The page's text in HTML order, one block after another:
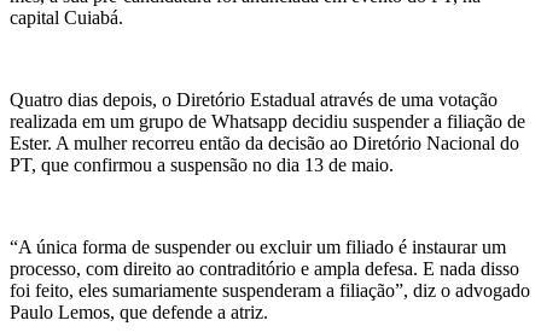
capital Cuiabá.
Quatro dias depois, o Diretório Estadual através de uma votação
realizada em um grupo de Whatsapp decidiu suspender a filiação de
Ester. A mulher recorreu então da decisão ao Diretório Nacional do
PT, que confirmou a suspensão no dia 13 de maio.
“A única forma de suspender ou excluir um filiado é instaurar um
processo, com direito ao contraditório e ampla defesa. E nada disso
foi feito, eles sumariamente suspenderam a filiação”, diz o advogado
Paulo Lemos, que defende a atriz.